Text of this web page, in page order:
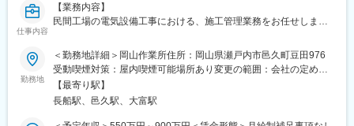
早ければ1年程度で独り立ちの予定ですが、初めから1人に業務を
お任せすることはありません。
があり、英語教育や階層別研修など、教育体制は非常に充実して
います。
■配属先の特徴：
・工場が近く、実際のエンジンの試運転にも立ち会うことができ
ます。
仕事内容
【業務内容】
民間工場の電気設備工事における、施工管理業務をお任せしま
といっても、最初から一人で現場を回すことはありません。
配属後は先輩社員とマンツーマンで現場に入り工事の流れや職人
さんとのやり取りを、実務を通じて覚えていきます。
担当するのは、世界シェアトップクラスのメーカー工場。
受配電設備や生産設備など、止められない現場だからこそ、段取
勤務地
＜勤務地詳細＞岡山作業所住所：岡山県瀬戸内市邑久町豆田976
受動喫煙対策：屋内喫煙可能場所あり変更の範囲：会社の定める
事業所
【最寄り駅】
長船駅、邑久駅、大富駅